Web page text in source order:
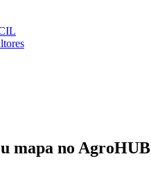
mapa no AgroHUB